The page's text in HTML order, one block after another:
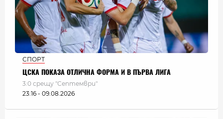
СПОРТ
ЦСКА ПОКАЗА ОТЛИЧНА ФОРМА И В ПЪРВА ЛИГА
3:0 срещу "Септември"
23:16 - 09.08.2026